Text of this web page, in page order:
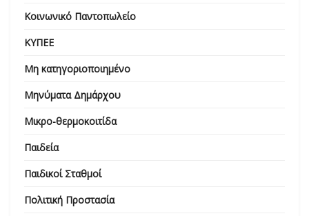
Κοινωνικό Παντοπωλείο
ΚΥΠΕΕ
Μη κατηγοριοποιημένο
Μηνύματα Δημάρχου
Μικρο-θερμοκοιτίδα
Παιδεία
Παιδικοί Σταθμοί
Πολιτική Προστασία